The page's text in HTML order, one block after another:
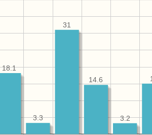
3.2
14.6
31
3.3
18.1